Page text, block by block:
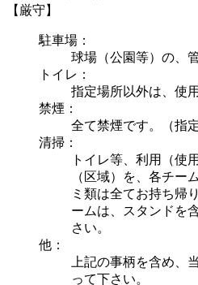
【厳守】
駐車場：
球場（公園等）の、
トイレ：
指定場所以外は、使
禁煙：
全て禁煙です。（指
清掃：
トイレ等、利用（使
（区域）を、各チー
ミ類は全てお持ち帰
ームは、スタンドを
さい。
他：
上記の事柄を含め、
って下さい。